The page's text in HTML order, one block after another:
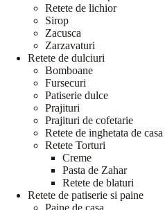
Retete de lichior
Sirop
Zacusca
Zarzavaturi
Retete de dulciuri
Bomboane
Fursecuri
Patiserie dulce
Prajituri
Prajituri de cofetarie
Retete de inghetata de casa
Retete Torturi
Creme
Pasta de Zahar
Retete de blaturi
Retete de patiserie si paine
Paine de casa